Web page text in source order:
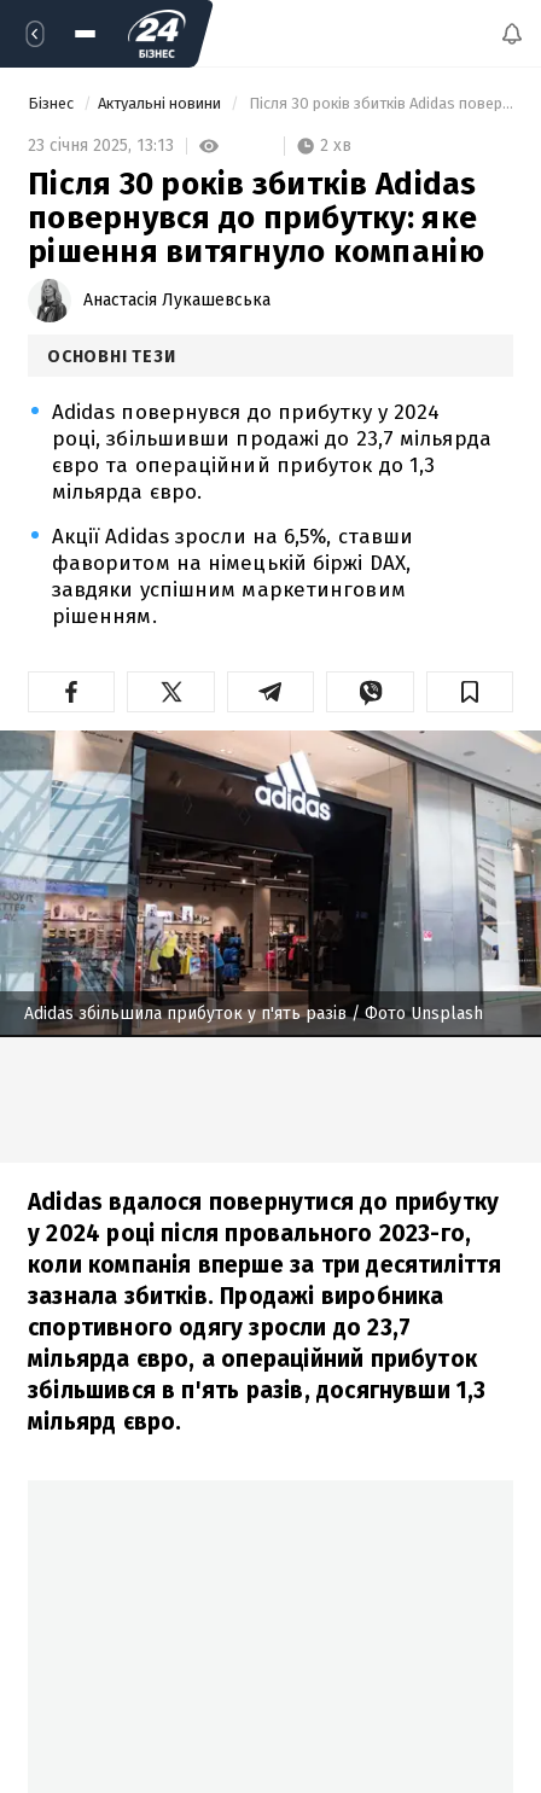
Бізнес Актуальні новини Після 30 років збитків Adidas повернувся до прибутку: яке рішення витягнуло компанію
23 січня 2025, 13:13 2 хв
Після 30 років збитків Adidas
повернувся до прибутку: яке
рішення витягнуло компанію
Анастасія Лукашевська
ОСНОВНІ ТЕЗИ
Adidas повернувся до прибутку у 2024
році, збільшивши продажі до 23,7 мільярда
євро та операційний прибуток до 1,3
мільярда євро.
Акції Adidas зросли на 6,5%, ставши
фаворитом на німецькій біржі DAX,
завдяки успішним маркетинговим
рішенням.
Adidas збільшила прибуток у п'ять разів/ Фото Unsplash
Adidas вдалося повернутися до прибутку
у 2024 році після провального 2023-го,
коли компанія вперше за три десятиліття
зазнала збитків. Продажі виробника
спортивного одягу зросли до 23,7
мільярда євро, а операційний прибуток
збільшився в п'ять разів, досягнувши 1,3
мільярд євро.